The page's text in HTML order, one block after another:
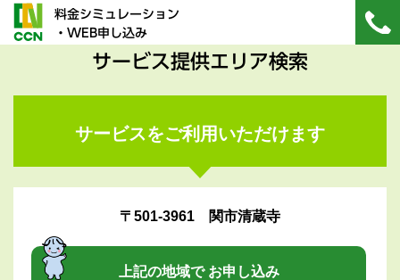
料金シミュレーション
・WEB申し込み
サービス提供エリア検索
サービスをご利用いただけます
〒501-3961 関市清蔵寺
上記の地域で お申し込み